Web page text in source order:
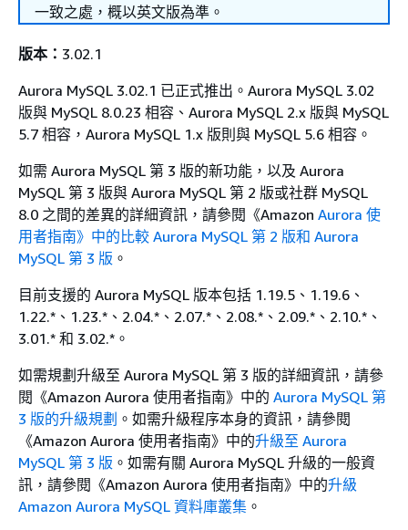
一致之處，概以英文版為準。
版本： 3.02.1
Aurora MySQL 3.02.1 已正式推出。Aurora MySQL 3.02
版與 MySQL 8.0.23 相容、Aurora MySQL 2.x 版與 MySQL
5.7 相容，Aurora MySQL 1.x 版則與 MySQL 5.6 相容。
如需 Aurora MySQL 第 3 版的新功能，以及 Aurora
MySQL 第 3 版與 Aurora MySQL 第 2 版或社群 MySQL
8.0 之間的差異的詳細資訊，請參閱《Amazon Aurora 使
用者指南》中的比較 Aurora MySQL 第 2 版和 Aurora
MySQL 第 3 版 。
目前支援的 Aurora MySQL 版本包括 1.19.5、1.19.6、
1.22.*、1.23.*、2.04.*、2.07.*、2.08.*、2.09.*、2.10.*、
3.01.* 和 3.02.*。
如需規劃升級至 Aurora MySQL 第 3 版的詳細資訊，請參
閱《Amazon Aurora 使用者指南》 中的 Aurora MySQL 第
3 版的升級規劃 。如需升級程序本身的資訊，請參閱
《Amazon Aurora 使用者指南》 中的升級至 Aurora
MySQL 第 3 版 。如需有關 Aurora MySQL 升級的一般資
訊，請參閱《Amazon Aurora 使用者指南》 中的升級
Amazon Aurora MySQL 資料庫叢集 。